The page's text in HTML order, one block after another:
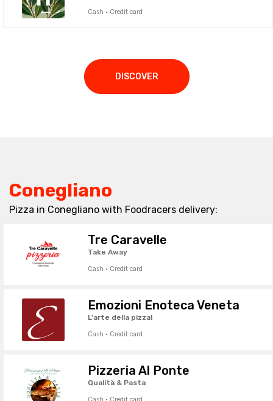
Cash · Credit card
DISCOVER
Conegliano
Pizza in Conegliano with Foodracers delivery:
Tre Caravelle
Take Away
Cash · Credit card
Emozioni Enoteca Veneta
L'arte della pizza!
Cash · Credit card
Pizzeria Al Ponte
Qualità & Pasta